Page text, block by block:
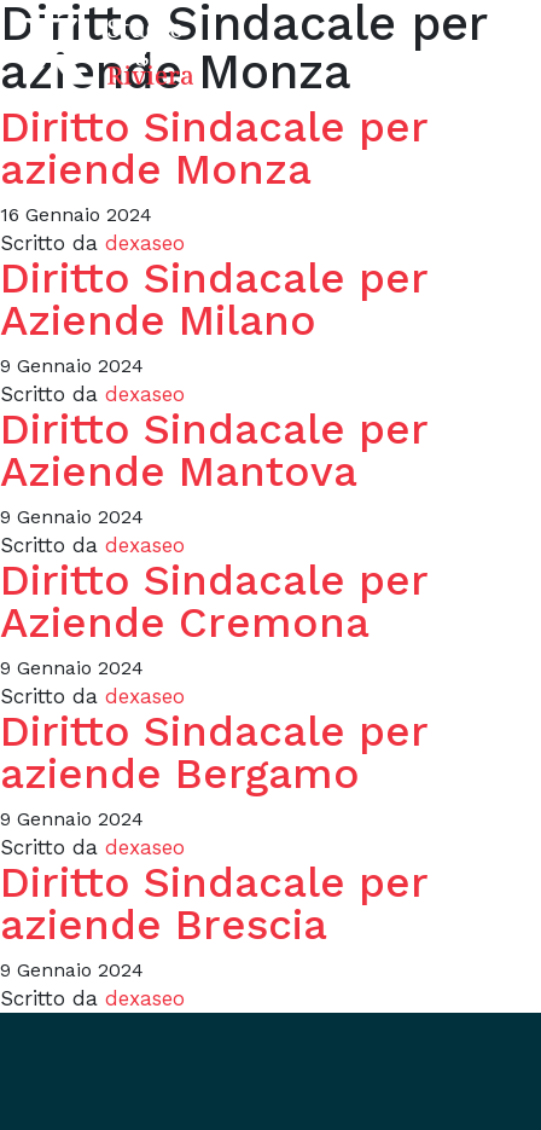
Diritto Sindacale per
aziende Monza
Diritto Sindacale per
aziende Monza
16 Gennaio 2024
Scritto da dexaseo
Diritto Sindacale per
Aziende Milano
9 Gennaio 2024
Scritto da dexaseo
Diritto Sindacale per
Aziende Mantova
9 Gennaio 2024
Scritto da dexaseo
Diritto Sindacale per
Aziende Cremona
9 Gennaio 2024
Scritto da dexaseo
Diritto Sindacale per
aziende Bergamo
9 Gennaio 2024
Scritto da dexaseo
Diritto Sindacale per
aziende Brescia
9 Gennaio 2024
Scritto da dexaseo